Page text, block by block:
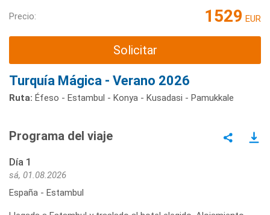
Precio: 1529 EUR
Solicitar
Turquía Mágica - Verano 2026
Ruta: Éfeso - Estambul - Konya - Kusadasi - Pamukkale
Programa del viaje
Día 1
sá, 01.08.2026
España - Estambul